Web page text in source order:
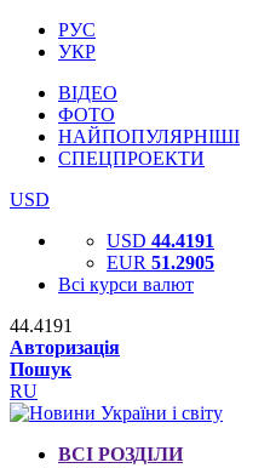
РУС
УКР
ВІДЕО
ФОТО
НАЙПОПУЛЯРНІШІ
СПЕЦПРОЕКТИ
USD
USD 44.4191
EUR 51.2905
Всі курси валют
44.4191
Авторизація
Пошук
RU
ВСІ РОЗДІЛИ